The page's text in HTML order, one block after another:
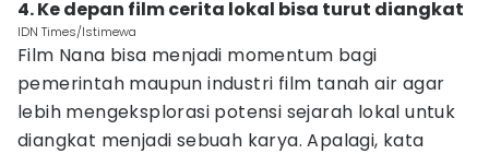
4. Ke depan film cerita lokal bisa turut diangkat
IDN Times/Istimewa
Film Nana bisa menjadi momentum bagi
pemerintah maupun industri film tanah air agar
lebih mengeksplorasi potensi sejarah lokal untuk
diangkat menjadi sebuah karya. Apalagi, kata